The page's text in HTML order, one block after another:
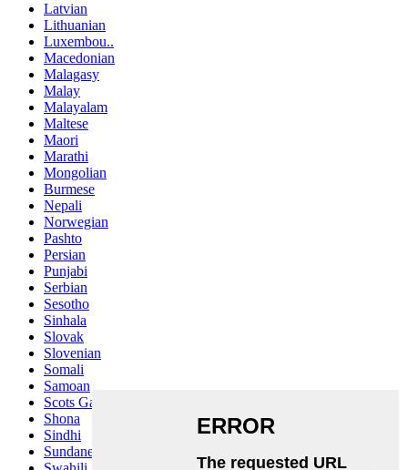
Latvian
Lithuanian
Luxembou..
Macedonian
Malagasy
Malay
Malayalam
Maltese
Maori
Marathi
Mongolian
Burmese
Nepali
Norwegian
Pashto
Persian
Punjabi
Serbian
Sesotho
Sinhala
Slovak
Slovenian
Somali
Samoan
Scots Gaelic
Shona
Sindhi
Sundanese